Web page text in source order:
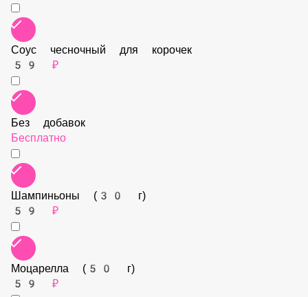
Соус чесночный для корочек
Бесплатно
Шампиньоны (30 г)
59 ₽